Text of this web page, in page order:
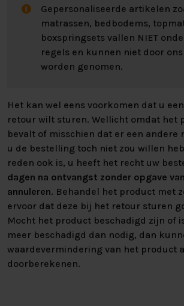
de boxspring op schade te controleren
melden bij de chauffeur en bij onze
Gepersonaliseerde artikelen
matrassen, bedbodems,
boxspringsets vallen NIET
regels en kunnen niet door
worden genomen.
Het kan wel eens voorkomen dat u
retour wilt sturen. Wellicht omdat het
bevalt of misschien dat er een andere
u de bestelling toch niet zou willen
reden ook is, u heeft het recht uw
dagen na ontvangst zonder opgave
annuleren. Behandel het product met
ervoor dat deze bij het retour sturen
Mocht het product beschadigd zijn of
meer beschadigd dan nodig, dan
waardevermindering van het product
doorberekenen.